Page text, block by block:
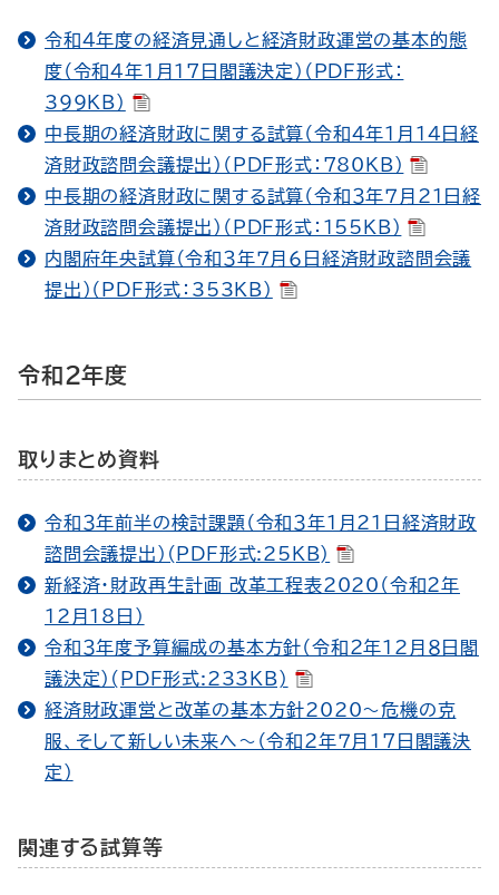
令和４年度の経済見通しと経済財政運営の基本的態
度（令和４年１月17日閣議決定）（PDF形式：
399KB）
中長期の経済財政に関する試算（令和４年１月14日経
済財政諮問会議提出）（PDF形式：780KB）
中長期の経済財政に関する試算（令和３年７月21日経
済財政諮問会議提出）（PDF形式：155KB）
内閣府年央試算（令和３年７月６日経済財政諮問会議
提出）（PDF形式：353KB）
令和２年度
取りまとめ資料
令和３年前半の検討課題（令和３年1月21日経済財政
諮問会議提出）(PDF形式:25KB)
新経済・財政再生計画 改革工程表2020（令和２年
12月18日）
令和３年度予算編成の基本方針（令和２年12月８日閣
議決定）(PDF形式:233KB)
経済財政運営と改革の基本方針2020～危機の克
服、そして新しい未来へ～（令和２年７月17日閣議決
定）
関連する試算等